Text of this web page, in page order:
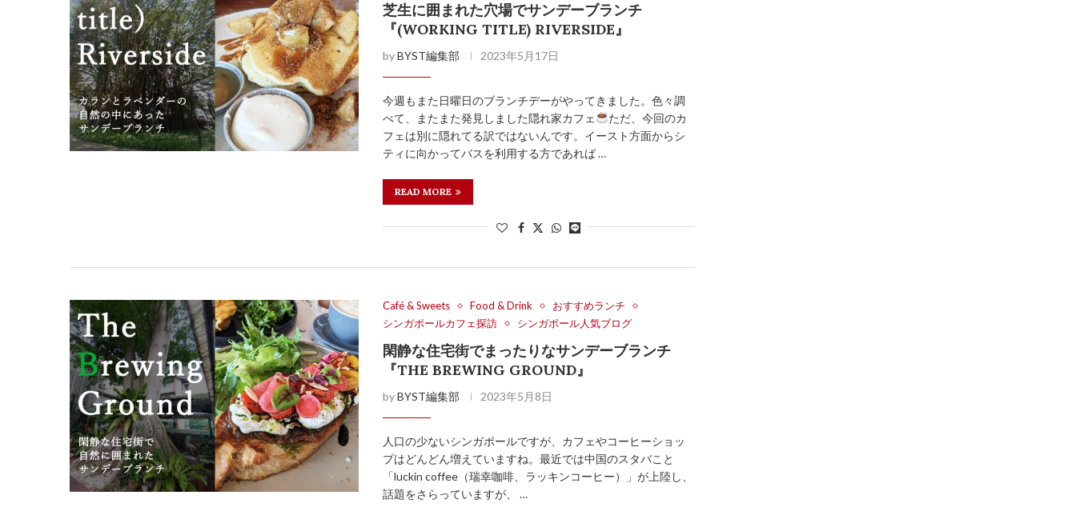
芝生に囲まれた穴場でサンデーブランチ
『(WORKING TITLE) RIVERSIDE』
byBYST編集部 2023年5月17日
今週もまた日曜日のブランチデーがやってきました。色々調
べて、またまた発見しました隠れ家カフェ
ただ、今回のカ
フェは別に隠れてる訳ではないんです。イースト方面からシ
ティに向かってバスを利用する方であれば …
READ MORE
Café & Sweets Food & Drink
おすすめランチ
シンガポールカフェ探訪
シンガポール人気ブログ
閑静な住宅街でまったりなサンデーブランチ
『THE BREWING GROUND』
byBYST編集部 2023年5月8日
人口の少ないシンガポールですが、カフェやコーヒーショッ
プはどんどん増えていますね。最近では中国のスタバこと
「luckin coffee（瑞幸咖啡、ラッキンコーヒー）」が上陸し、
話題をさらっていますが、 …